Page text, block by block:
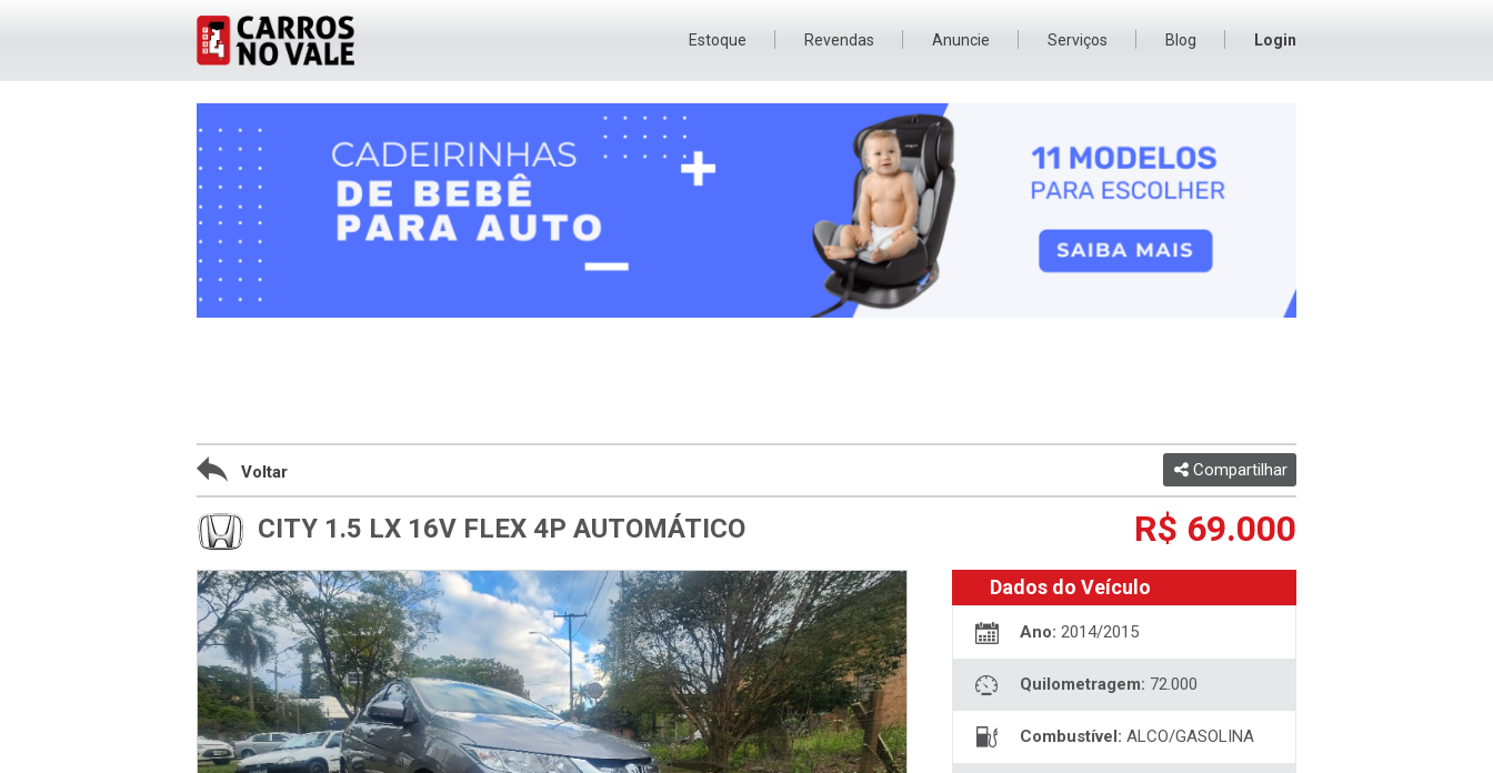
Estoque Revendas Anuncie Serviços Blog Login
Voltar
CITY 1.5 LX 16V FLEX 4P AUTOMÁTICO
Dados do Veículo
Ano: 2014/2015
Quilometragem: 72.000
Combustível: ALCO/GASOLINA
R$ 69.000
Compartilhar